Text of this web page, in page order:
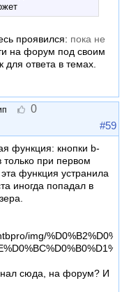
проявился: пока не
на форум под своим
ответа в темах.
0
#59
функция: кнопки b-
только при первом
эта функция устранила
иногда попадал в
img/
сюда, на форум? И